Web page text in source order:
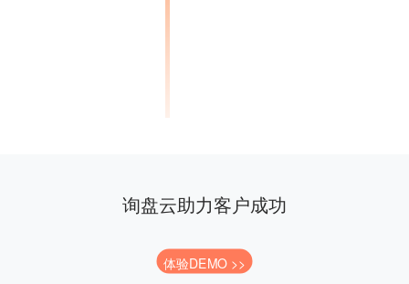
询盘云助力客户成功
体验DEMO >>